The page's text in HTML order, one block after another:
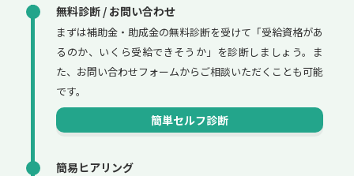
無料診断 / お問い合わせ
まずは補助金・助成金の無料診断を受けて「受給資格があ
るのか、いくら受給できそうか」を診断しましょう。ま
た、お問い合わせフォームからご相談いただくことも可能
です。
簡単セルフ診断
簡易ヒアリング